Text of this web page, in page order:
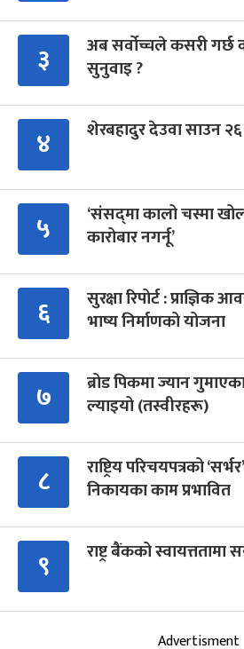
३
अब सर्वोच्चले कसरी गर्छ
सुनुवाइ ?
४ शेरबहादुर देउवा साउन
५
‘संसद्‍मा कालो चस्मा
कारोबार नगर्नू’
६
सुरक्षा रिपोर्ट : प्राज्ञिक
भाष्य निर्माणको योजना
७
ब्रोड पिकमा ज्यान
ल्याइयो (तस्वीरहरू)
८
राष्ट्रिय परिचयपत्रको
निकायका काम प्रभावित
९ राष्ट्र बैंकको
Advertisment